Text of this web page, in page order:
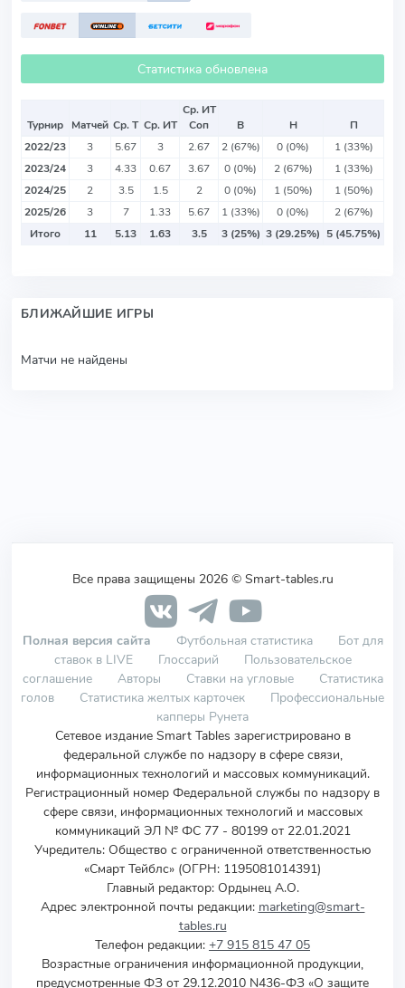
Статистика обновлена
Турнир Матчей Ср. Т Ср. ИТ
Ср. ИТ
Соп
В Н
П
2022/23
3 5.67 3 2.67 2 (67%) 0 (0%)
1 (33%)
2023/24
3 4.33 0.67 3.67 0 (0%) 2 (67%)
1 (33%)
2024/25
2 3.5 1.5 2 0 (0%) 1 (50%)
1 (50%)
2025/26
3 7 1.33 5.67 1 (33%) 0 (0%)
2 (67%)
Итого
11 5.13 1.63 3.5 3 (25%) 3 (29.25%) 5 (45.75%)
БЛИЖАЙШИЕ ИГРЫ
Матчи не найдены
Все права защищены 2026 © Smart-tables.ru
Полная версия сайта Футбольная статистика
Бот для
ставок в LIVE
Глоссарий
Пользовательское
соглашение
Авторы Ставки на угловые
Статистика
голов
Статистика желтых карточек
Профессиональные
капперы Рунета
Сетевое издание Smart Tables зарегистрировано в
федеральной службе по надзору в сфере связи,
информационных технологий и массовых коммуникаций.
Регистрационный номер Федеральной службы по надзору в
сфере связи, информационных технологий и массовых
коммуникаций ЭЛ № ФС 77 - 80199 от 22.01.2021
Учредитель: Общество с ограниченной ответственностью
«Смарт Тейблс» (ОГРН: 1195081014391)
Главный редактор: Ордынец А.О.
Адрес электронной почты редакции: marketing@smart-
tables.ru
Телефон редакции: +7 915 815 47 05
Возрастные ограничения информационной продукции,
предусмотренные ФЗ от 29.12.2010 N436-ФЗ «О защите